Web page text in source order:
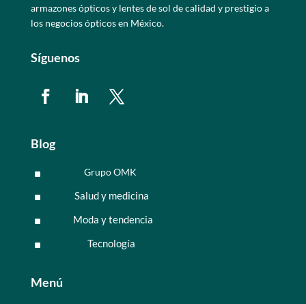
armazones ópticos y lentes de sol de calidad y prestigio a
los negocios ópticos en México.
Síguenos
Blog
^ Grupo OMK
^ Salud y medicina
^ Moda y tendencia
^ Tecnología
Menú